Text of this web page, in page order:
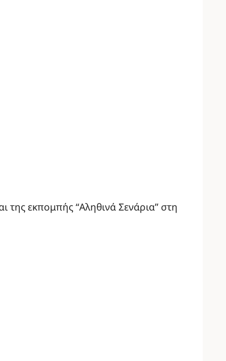
της εκπομπής “Αληθινά Σενάρια” στη